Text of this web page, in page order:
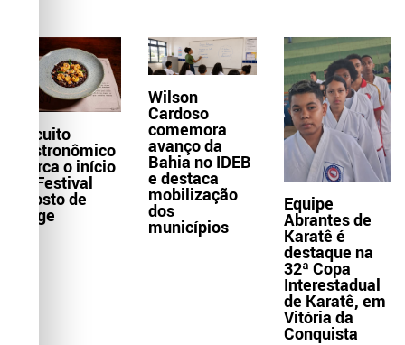
Circuito
Gastronômico
marca o início
do Festival
Agosto de
Jorge
Wilson
Cardoso
comemora
avanço da
Bahia no IDEB
e destaca
mobilização
dos
municípios
Equipe
Abrantes de
Karatê é
destaque na
32ª Copa
Interestadual
de Karatê, em
Vitória da
Conquista